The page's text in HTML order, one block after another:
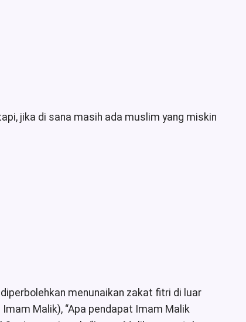
jika di sana masih ada muslim yang miskin
menunaikan zakat fitri di luar
Malik), “Apa pendapat Imam Malik